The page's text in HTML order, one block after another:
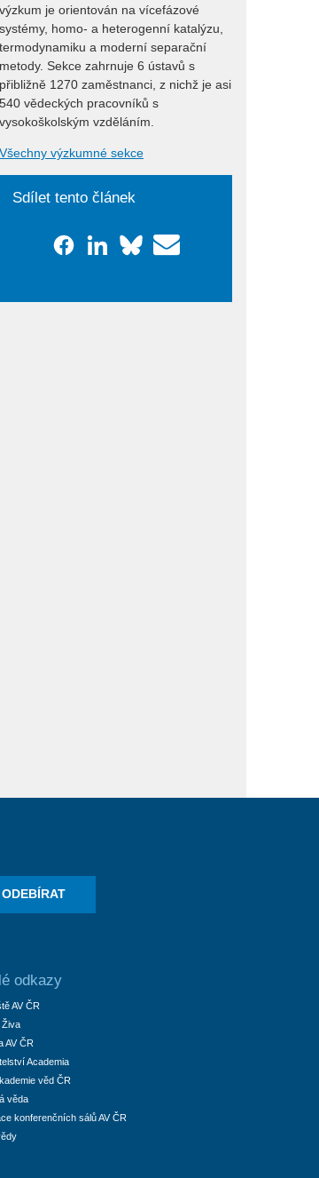
výzkum je orientován na vícefázové
systémy, homo- a heterogenní katalýzu,
termodynamiku a moderní separační
metody. Sekce zahrnuje 6 ústavů s
přibližně 1270 zaměstnanci, z nichž je asi
540 vědeckých pracovníků s
vysokoškolským vzděláním.
Všechny výzkumné sekce
Sdílet tento článek
odkazy
AV ČR
Živa
AV ČR
Academia
věd ČR
věda
konferenčních sálů AV ČR